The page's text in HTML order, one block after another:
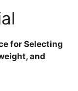
for Selecting
and